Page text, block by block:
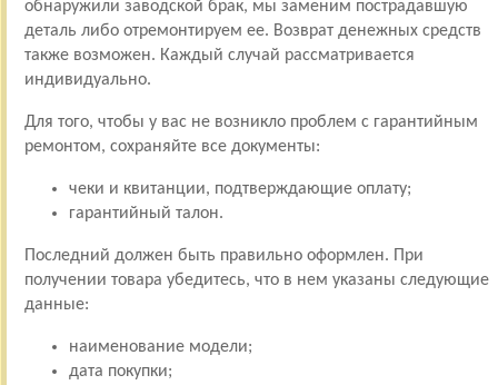
обнаружили заводской брак, мы заменим пострадавшую
деталь либо отремонтируем ее. Возврат денежных средств
также возможен. Каждый случай рассматривается
индивидуально.
Для того, чтобы у вас не возникло проблем с гарантийным
ремонтом, сохраняйте все документы:
чеки и квитанции, подтверждающие оплату;
гарантийный талон.
Последний должен быть правильно оформлен. При
получении товара убедитесь, что в нем указаны следующие
данные:
наименование модели;
дата покупки;